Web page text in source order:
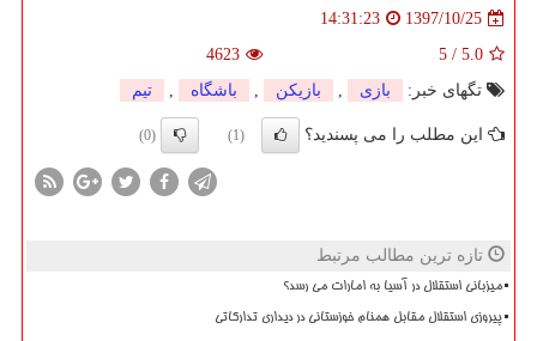
1397/10/25
14:31:23
5.0
/
5
4623
تگهای خبر:
بازی , بازیكن , باشگاه , تیم
این مطلب را می پسندید؟ (1)
(0)
تازه ترین مطالب مرتبط
میزبانی استقلال در آسیا به امارات می رسد؟
پیروزی استقلال مقابل همنام خوزستانی در دیداری تدارکاتی